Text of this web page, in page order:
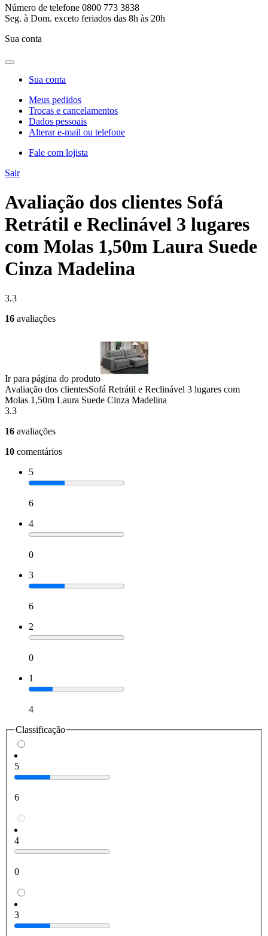
Número de telefone 0800 773 3838
Seg. à Dom. exceto feriados das 8h às 20h
Sua conta
Sua conta
Meus pedidos
Trocas e cancelamentos
Dados pessoais
Alterar e-mail ou telefone
Fale com lojista
Sair
Avaliação dos clientes Sofá
Retrátil e Reclinável 3 lugares
com Molas 1,50m Laura Suede
Cinza Madelina
3.3
16 avaliações
Ir para página do produto
Avaliação dos clientesSofá Retrátil e Reclinável 3 lugares com
Molas 1,50m Laura Suede Cinza Madelina
3.3
16 avaliações
10 comentários
5
6
4
0
3
6
2
0
1
4
Classificação
5
6
4
0
3